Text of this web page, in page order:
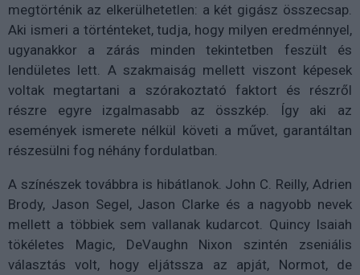
megtörténik az elkerülhetetlen: a két gigász összecsap.
Aki ismeri a történteket, tudja, hogy milyen eredménnyel,
ugyanakkor a zárás minden tekintetben feszült és
lendületes lett. A szakmaiság mellett viszont képesek
voltak megtartani a szórakoztató faktort és részről
részre egyre izgalmasabb az összkép. Így aki az
események ismerete nélkül követi a művet, garantáltan
részesülni fog néhány fordulatban.
A színészek továbbra is hibátlanok. John C. Reilly, Adrien
Brody, Jason Segel, Jason Clarke és a nagyobb nevek
mellett a többiek sem vallanak kudarcot. Quincy Isaiah
tökéletes Magic, DeVaughn Nixon szintén zseniális
választás volt, hogy eljátssza az apját, Normot, de